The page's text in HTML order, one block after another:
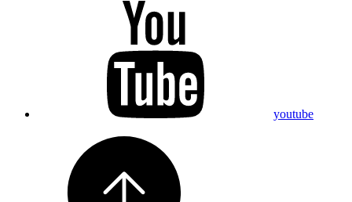
youtube